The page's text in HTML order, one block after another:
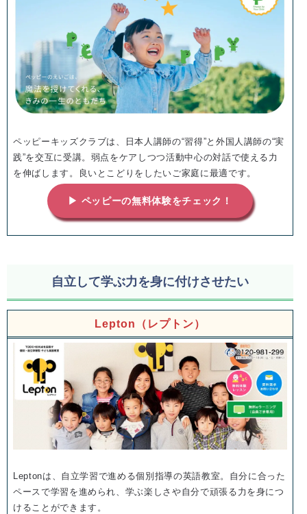
ペッピーキッズクラブは、日本人講師の“習得”と外国人講師の“実
践”を交互に受講。弱点をケアしつつ活動中心の対話で使える力
を伸ばします。良いとこどりをしたいご家庭に最適です。
▶ ペッピーの無料体験をチェック！
自立して学ぶ力を身に付けさせたい
Lepton（レプトン）
Leptonは、自立学習で進める個別指導の英語教室。自分に合った
ペースで学習を進められ、学ぶ楽しさや自分で頑張る力を身につ
けることができます。